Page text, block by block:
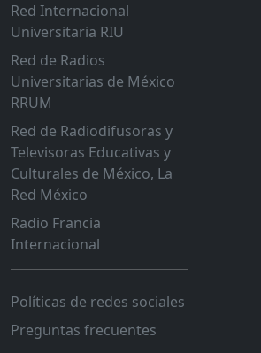
Red Internacional
Universitaria RIU
Red de Radios
Universitarias de México
RRUM
Red de Radiodifusoras y
Televisoras Educativas y
Culturales de México, La
Red México
Radio Francia
Internacional
Políticas de redes sociales
Preguntas frecuentes